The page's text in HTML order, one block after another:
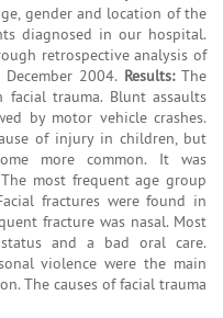
gender and location of the
diagnosed in our hospital.
retrospective analysis of
2004. Results:The
trauma. Blunt assaults
by motor vehicle crashes.
of injury in children, but
more common. It was
most frequent age group
fractures were found in
fracture was nasal. Most
and a bad oral care.
violence were the main
The causes of facial trauma